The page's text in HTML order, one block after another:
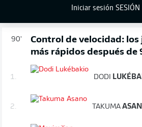
Iniciar sesión SESIÓN
90'
Control de velocidad: los
más rápidos después de
1. DODI
2. TAKUMA